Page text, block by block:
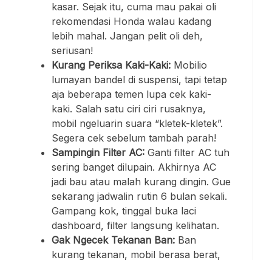
kasar. Sejak itu, cuma mau pakai oli
rekomendasi Honda walau kadang
lebih mahal. Jangan pelit oli deh,
seriusan!
Kurang Periksa Kaki-Kaki: Mobilio
lumayan bandel di suspensi, tapi tetap
aja beberapa temen lupa cek kaki-
kaki. Salah satu ciri ciri rusaknya,
mobil ngeluarin suara “kletek-kletek”.
Segera cek sebelum tambah parah!
Sampingin Filter AC: Ganti filter AC tuh
sering banget dilupain. Akhirnya AC
jadi bau atau malah kurang dingin. Gue
sekarang jadwalin rutin 6 bulan sekali.
Gampang kok, tinggal buka laci
dashboard, filter langsung kelihatan.
Gak Ngecek Tekanan Ban: Ban
kurang tekanan, mobil berasa berat,